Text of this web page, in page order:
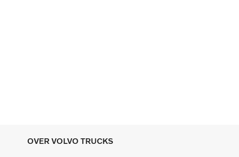
OVER VOLVO TRUCKS